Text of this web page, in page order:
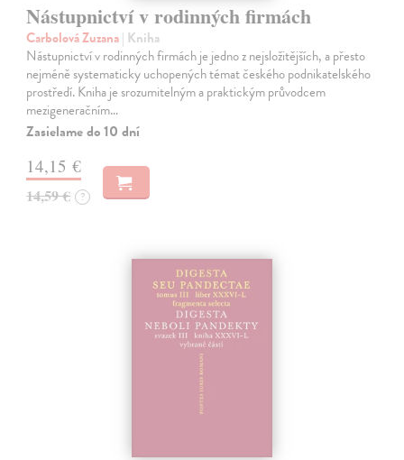
Nástupnictví v rodinných firmách
Carbolová Zuzana| Kniha
Nástupnictví v rodinných firmách je jedno z nejsložitějších, a přesto
nejméně systematicky uchopených témat českého podnikatelského
prostředí. Kniha je srozumitelným a praktickým průvodcem
mezigeneračním…
Zasielame do 10 dní
14,15 €
14,59 € ?